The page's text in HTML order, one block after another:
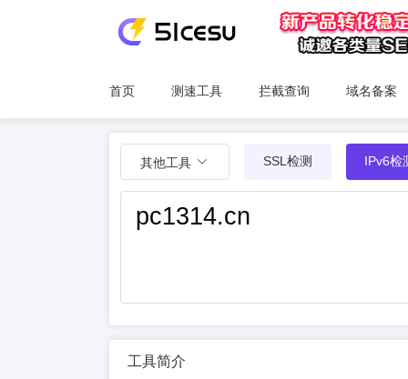
首页 测速工具 拦截查询 域名备案
其他工具 SSL检测 IPv6检
工具简介